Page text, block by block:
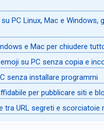
PC Linux, Mac e Windows,
e Mac per chiudere
su PC senza copia e
senza installare programmi
per pubblicare siti e
tra URL segreti e scorciatoie